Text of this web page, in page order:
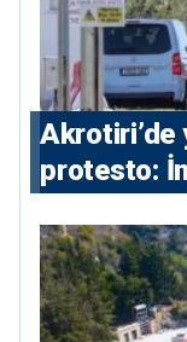
⁠Akrotiri’de
protesto: